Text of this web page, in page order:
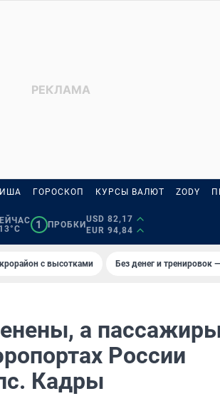
ГОРОСКОП КУРСЫ ВАЛЮТ ZODY
1 ПРОБКИ
USD 82,17
EUR 94,84
с высотками Без денег и тренировок
а
России
Кадры